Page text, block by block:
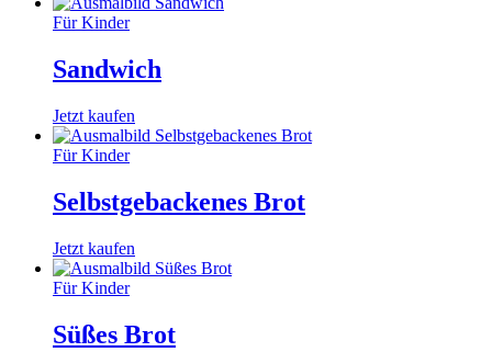
Für Kinder
Sandwich
Jetzt kaufen
Für Kinder
Selbstgebackenes Brot
Jetzt kaufen
Für Kinder
Süßes Brot